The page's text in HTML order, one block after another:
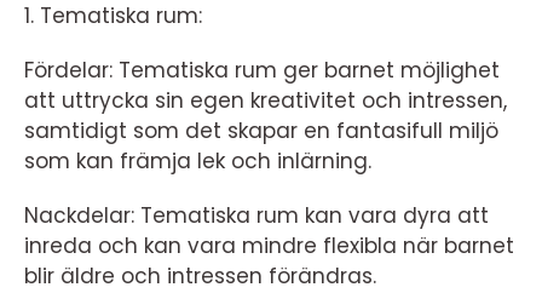
1. Tematiska rum:
Fördelar: Tematiska rum ger barnet möjlighet
att uttrycka sin egen kreativitet och intressen,
samtidigt som det skapar en fantasifull miljö
som kan främja lek och inlärning.
Nackdelar: Tematiska rum kan vara dyra att
inreda och kan vara mindre flexibla när barnet
blir äldre och intressen förändras.